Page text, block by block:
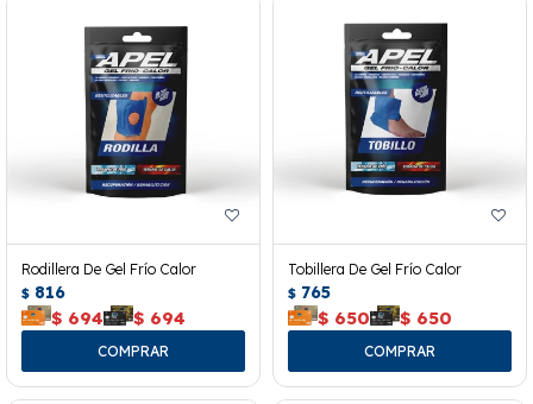
Rodillera De Gel Frío Calor
$ 816
$ 694 $ 694
Tobillera De Gel Frío Calor
$ 765
$ 650 $ 650